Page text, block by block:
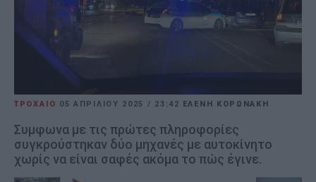
ΤΡΟΧΑΙΟ 05 ΑΠΡΙΛΊΟΥ 2025 / 23:42 ΕΛΕΝΗ ΚΟΡΩΝΑΚΗ
Συμφωνα με τις πρώτες πληροφορίες
συγκρούστηκαν δύο μηχανές με αυτοκίνητο
χωρίς να είναι σαφές ακόμα το πώς έγινε.